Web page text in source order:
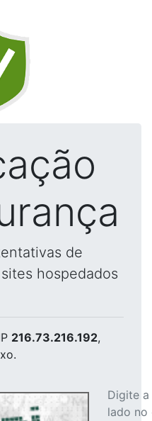
de
hospedados
216.73.216.192,
Digite
lado no